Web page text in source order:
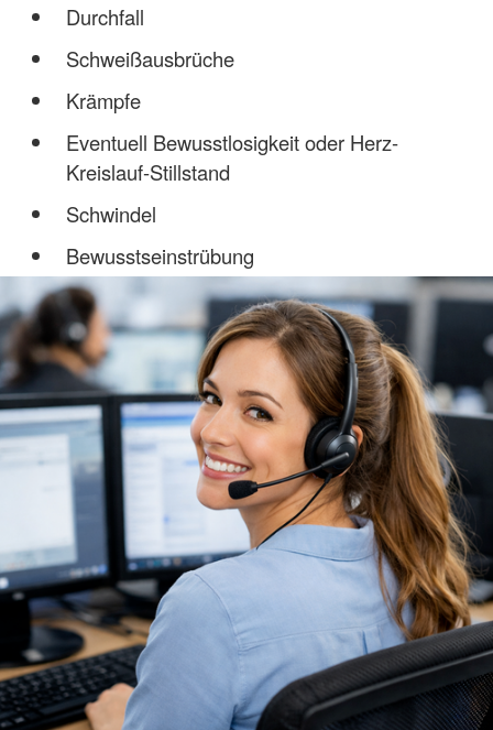
Durchfall
Schweißausbrüche
Krämpfe
Eventuell Bewusstlosigkeit oder Herz-
Kreislauf-Stillstand
Schwindel
Bewusstseinstrübung